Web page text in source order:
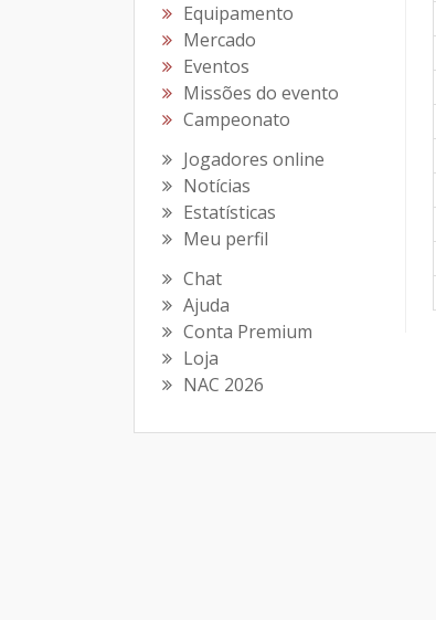
Equipamento
Mercado
Eventos
Missões do evento
Campeonato
Jogadores online
Notícias
Estatísticas
Meu perfil
Chat
Ajuda
Conta Premium
Loja
NAC 2026